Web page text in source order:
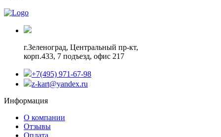
г.Зеленоград, Центральный пр-кт,
корп.433, 7 подъезд, офис 217
+7(495) 971-67-98
z-kart@yandex.ru
Информация
О компании
Отзывы